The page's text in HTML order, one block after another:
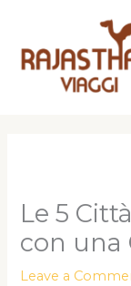
content
Le 5
con una
Leave a